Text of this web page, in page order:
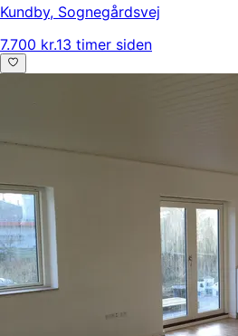
Kundby, Sognegårdsvej
7.700 kr.13 timer siden